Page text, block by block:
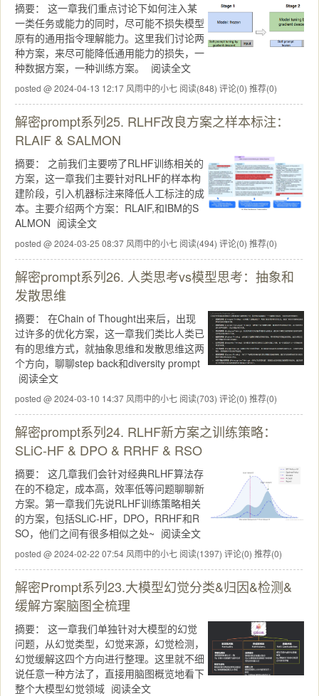
摘要： 这一章我们重点讨论下如何注入某
一类任务或能力的同时，尽可能不损失模型
原有的通用指令理解能力。这里我们讨论两
种方案，来尽可能降低通用能力的损失，一
种数据方案，一种训练方案。
阅读全文
posted @ 2024-04-13 12:17 风雨中的小七 阅读(848) 评论(0) 推荐(0)
解密prompt系列25. RLHF改良方案之样本标注：
RLAIF & SALMON
摘要： 之前我们主要唠了RLHF训练相关的
方案，这一章我们主要针对RLHF的样本构
建阶段，引入机器标注来降低人工标注的成
本。主要介绍两个方案：RLAIF,和IBM的S
ALMON 阅读全文
posted @ 2024-03-25 08:37 风雨中的小七 阅读(494) 评论(0) 推荐(0)
解密prompt系列26. 人类思考vs模型思考：抽象和
发散思维
摘要： 在Chain of Thought出来后，出现
过许多的优化方案，这一章我们类比人类已
有的思维方式，就抽象思维和发散思维这两
个方向，聊聊step back和diversity prompt
阅读全文
posted @ 2024-03-10 14:37 风雨中的小七 阅读(703) 评论(0) 推荐(0)
解密prompt系列24. RLHF新方案之训练策略：
SLiC-HF & DPO & RRHF & RSO
摘要： 这几章我们会针对经典RLHF算法存
在的不稳定，成本高，效率低等问题聊聊新
方案。第一章我们先说RLHF训练策略相关
的方案，包括SLiC-HF，DPO，RRHF和R
SO，他们之间有很多相似之处~ 阅读全文
posted @ 2024-02-22 07:54 风雨中的小七 阅读(1397) 评论(0) 推荐(0)
解密Prompt系列23.大模型幻觉分类&归因&检测&
缓解方案脑图全梳理
摘要： 这一章我们单独针对大模型的幻觉
问题，从幻觉类型，幻觉来源，幻觉检测，
幻觉缓解这四个方向进行整理。这里就不细
说任意一种方法了，直接用脑图概览地看下
整个大模型幻觉领域 阅读全文